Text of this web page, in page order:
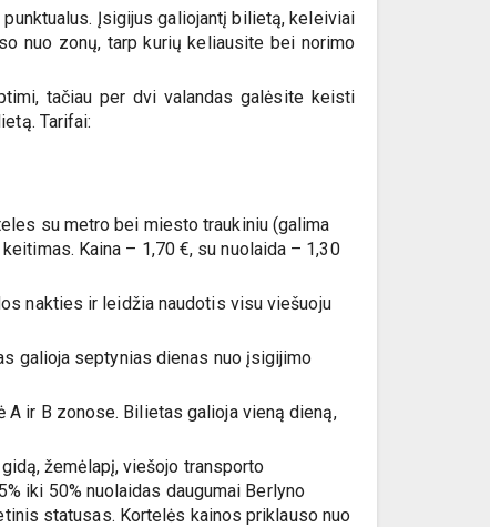
Įsigijus galiojantį bilietą, keleiviai
nuo zonų, tarp kurių keliausite bei norimo
tačiau per dvi valandas galėsite keisti
Tarifai:
su metro bei miesto traukiniu (galima
Kaina – 1,70 €, su nuolaida – 1,30
nakties ir leidžia naudotis visu viešuoju
galioja septynias dienas nuo įsigijimo
ir B zonose. Bilietas galioja vieną dieną,
žemėlapį, viešojo transporto
iki 50% nuolaidas daugumai Berlyno
statusas. Kortelės kainos priklauso nuo